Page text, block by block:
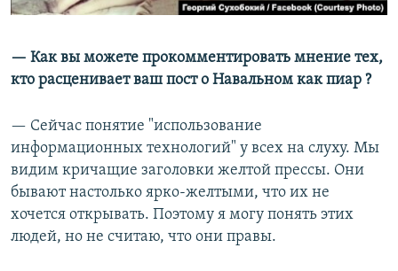
— Как вы можете прокомментировать мнение тех,
кто расценивает ваш пост о Навальном как пиар ?
— Сейчас понятие "использование
информационных технологий" у всех на слуху. Мы
видим кричащие заголовки желтой прессы. Они
бывают настолько ярко-желтыми, что их не
хочется открывать. Поэтому я могу понять этих
людей, но не считаю, что они правы.